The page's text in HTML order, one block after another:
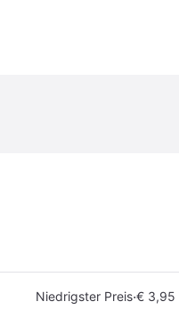
Niedrigster Preis·€ 3,95